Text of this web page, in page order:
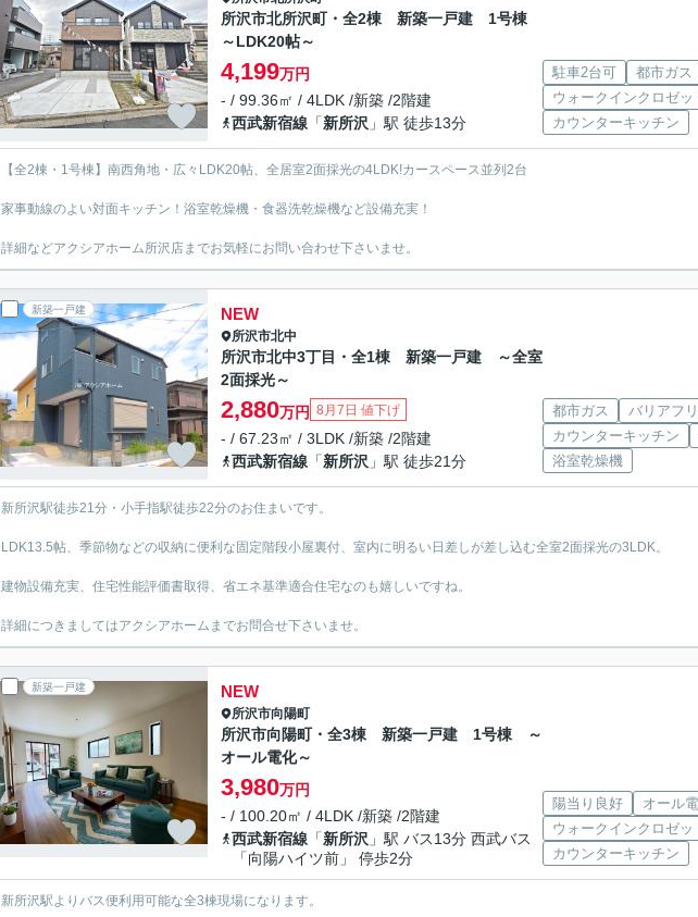
所沢市北所沢町・全2棟 新築一戸建 1号棟
～LDK20帖～
4,199万円
- / 99.36㎡ / 4LDK /新築 /2階建
西武新宿線 「新所沢 」駅 徒歩13分
駐車2台可 都市ガス
ウォークインクロゼッ
カウンターキッチン
【全2棟・1号棟】南西角地・広々LDK20帖、全居室2面採光の4LDK!カースペース並列2台
家事動線のよい対面キッチン！浴室乾燥機・食器洗乾燥機など設備充実！
詳細などアクシアホーム所沢店までお気軽にお問い合わせ下さいませ。
新築一戸建 NEW
所沢市北中
所沢市北中3丁目・全1棟 新築一戸建 ～全室
2面採光～
2,880万円 8月7日 値下げ
- / 67.23㎡ / 3LDK /新築 /2階建
西武新宿線 「新所沢 」駅 徒歩21分
都市ガス バリアフ
カウンターキッチン
浴室乾燥機
新所沢駅徒歩21分・小手指駅徒歩22分のお住まいです。
LDK13.5帖、季節物などの収納に便利な固定階段小屋裏付、室内に明るい日差しが差し込む全室2面採光の3LDK。
建物設備充実、住宅性能評価書取得、省エネ基準適合住宅なのも嬉しいですね。
詳細につきましてはアクシアホームまでお問合せ下さいませ。
新築一戸建 NEW
所沢市向陽町
所沢市向陽町・全3棟 新築一戸建 1号棟 ～
オール電化～
3,980万円
- / 100.20㎡ / 4LDK /新築 /2階建
西武新宿線 「新所沢 」駅 バス13分 西武バス
「向陽ハイツ前」 停歩2分
陽当り良好 オール
ウォークインクロゼッ
カウンターキッチン
新所沢駅よりバス便利用可能な全3棟現場になります。